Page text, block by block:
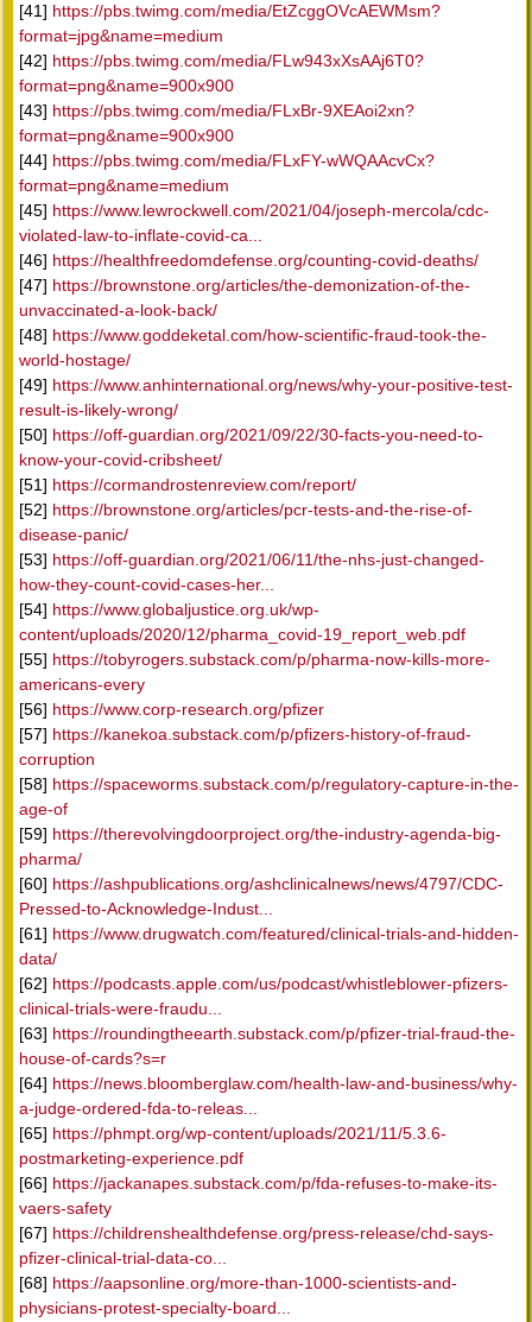
[41] https://pbs.twimg.com/media/EtZcggOVcAEWMsm?
format=jpg&name=medium
[42] https://pbs.twimg.com/media/FLw943xXsAAj6T0?
format=png&name=900x900
[43] https://pbs.twimg.com/media/FLxBr-9XEAoi2xn?
format=png&name=900x900
[44] https://pbs.twimg.com/media/FLxFY-wWQAAcvCx?
format=png&name=medium
[45] https://www.lewrockwell.com/2021/04/joseph-mercola/cdc-
violated-law-to-inflate-covid-ca...
[46] https://healthfreedomdefense.org/counting-covid-deaths/
[47] https://brownstone.org/articles/the-demonization-of-the-
unvaccinated-a-look-back/
[48] https://www.goddeketal.com/how-scientific-fraud-took-the-
world-hostage/
[49] https://www.anhinternational.org/news/why-your-positive-test-
result-is-likely-wrong/
[50] https://off-guardian.org/2021/09/22/30-facts-you-need-to-
know-your-covid-cribsheet/
[51] https://cormandrostenreview.com/report/
[52] https://brownstone.org/articles/pcr-tests-and-the-rise-of-
disease-panic/
[53] https://off-guardian.org/2021/06/11/the-nhs-just-changed-
how-they-count-covid-cases-her...
[54] https://www.globaljustice.org.uk/wp-
content/uploads/2020/12/pharma_covid-19_report_web.pdf
[55] https://tobyrogers.substack.com/p/pharma-now-kills-more-
americans-every
[56] https://www.corp-research.org/pfizer
[57] https://kanekoa.substack.com/p/pfizers-history-of-fraud-
corruption
[58] https://spaceworms.substack.com/p/regulatory-capture-in-the-
age-of
[59] https://therevolvingdoorproject.org/the-industry-agenda-big-
pharma/
[60] https://ashpublications.org/ashclinicalnews/news/4797/CDC-
Pressed-to-Acknowledge-Indust...
[61] https://www.drugwatch.com/featured/clinical-trials-and-hidden-
data/
[62] https://podcasts.apple.com/us/podcast/whistleblower-pfizers-
clinical-trials-were-fraudu...
[63] https://roundingtheearth.substack.com/p/pfizer-trial-fraud-the-
house-of-cards?s=r
[64] https://news.bloomberglaw.com/health-law-and-business/why-
a-judge-ordered-fda-to-releas...
[65] https://phmpt.org/wp-content/uploads/2021/11/5.3.6-
postmarketing-experience.pdf
[66] https://jackanapes.substack.com/p/fda-refuses-to-make-its-
vaers-safety
[67] https://childrenshealthdefense.org/press-release/chd-says-
pfizer-clinical-trial-data-co...
[68] https://aapsonline.org/more-than-1000-scientists-and-
physicians-protest-specialty-board...